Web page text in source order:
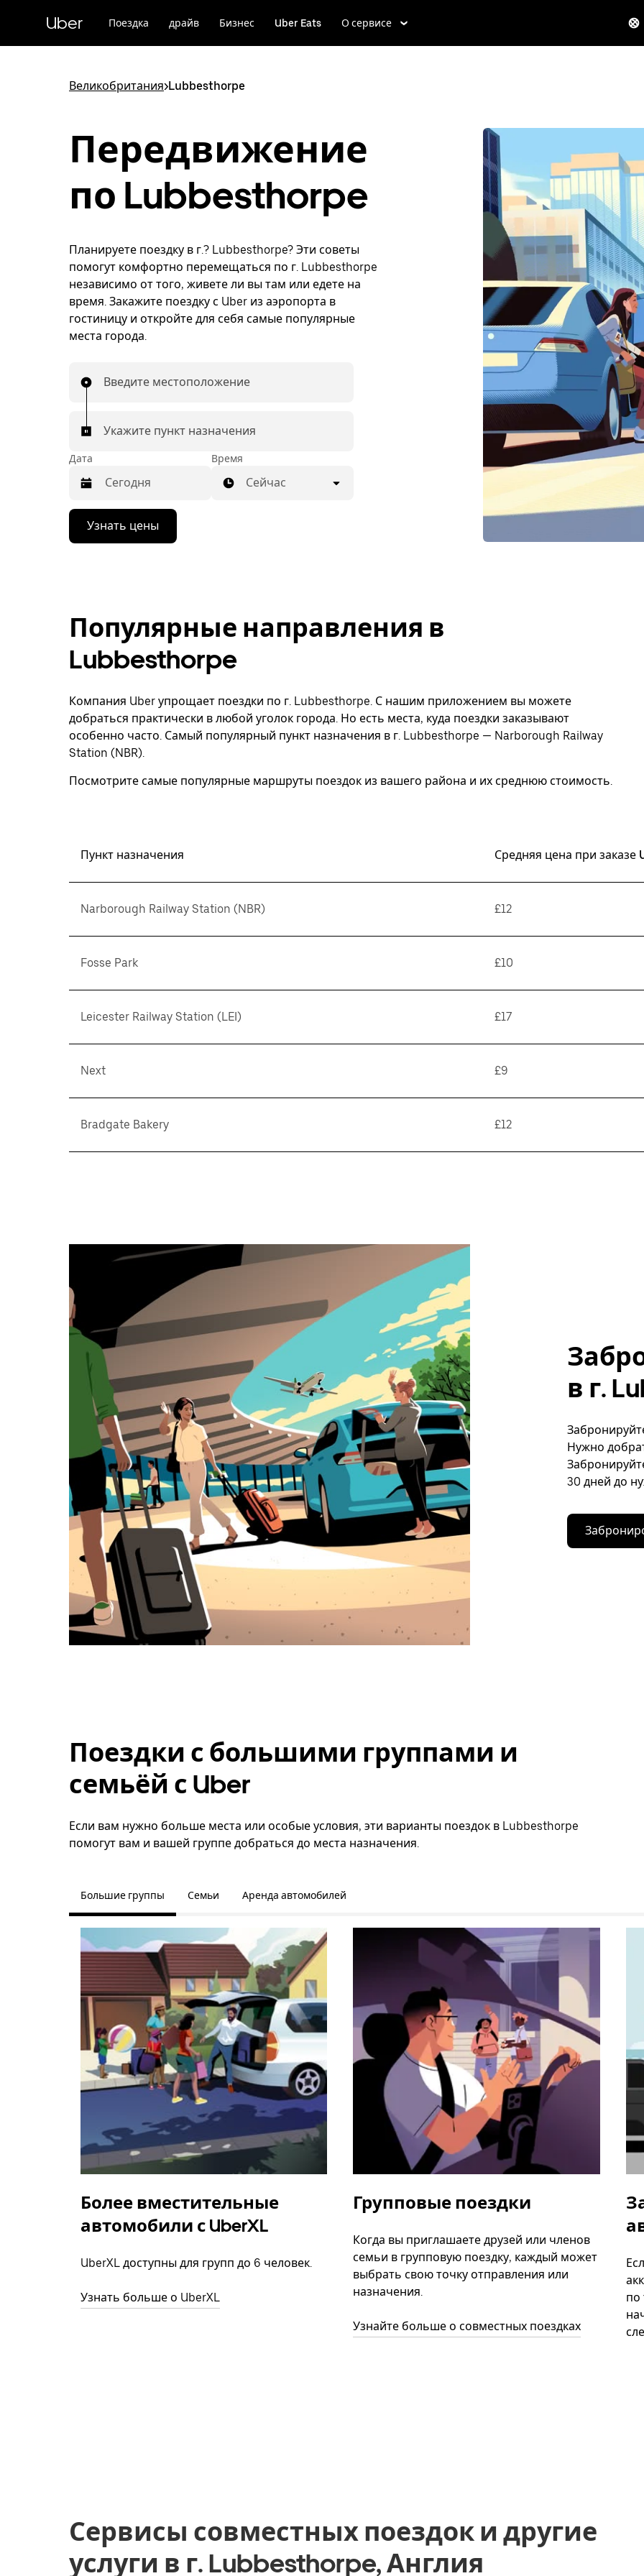
к
Uber Поездка драйв Бизнес Uber Eats О сервисе
Великобритания>Lubbesthorpe
Передвижение
по Lubbesthorpe
Планируете поездку в г.? Lubbesthorpe? Эти советы
помогут комфортно перемещаться по г. Lubbesthorpe
независимо от того, живете ли вы там или едете на
время. Закажите поездку с Uber из аэропорта в
гостиницу и откройте для себя самые популярные
места города.
Введите местоположение
Укажите пункт назначения
Дата
Нажмите
стрелку
вниз,
выбрать
дату.
закрыть
Esc.
Время
Сейчас
Узнать цены
Популярные направления в
Lubbesthorpe
Компания Uber упрощает поездки по г. Lubbesthorpe. С нашим приложением вы можете
добраться практически в любой уголок города. Но есть места, куда поездки заказывают
особенно часто. Самый популярный пункт назначения в г. Lubbesthorpe — Narborough Railway
Station (NBR).
Посмотрите самые популярные маршруты поездок из вашего района и их среднюю стоимость.
Пункт назначения Средняя цена при заказе
Narborough Railway Station (NBR) £12
Fosse Park £10
Leicester Railway Station (LEI) £17
Next £9
Bradgate Bakery £12
в г.
Нужно
30 дней до
Поездки с большими группами и
семьёй с Uber
Если вам нужно больше места или особые условия, эти варианты поездок в Lubbesthorpe
помогут вам и вашей группе добраться до места назначения.
Большие группы Семьи Аренда автомобилей
Более вместительные
автомобили с UberXL
UberXL доступны для групп до 6 человек.
Узнать больше о UberXL
Групповые поездки
Когда вы приглашаете друзей или членов
семьи в групповую поездку, каждый может
выбрать свою точку отправления или
назначения.
Узнайте больше о совместных поездках
по
Сервисы совместных поездок и другие
услуги в г. Lubbesthorpe, Англия